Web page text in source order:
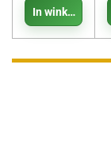
In winkelwagen